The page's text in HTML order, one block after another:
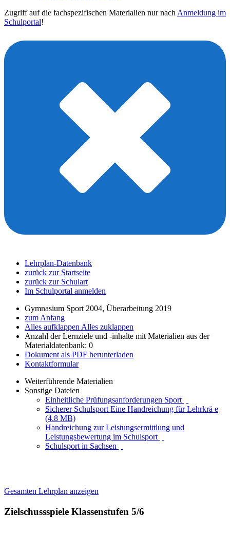
Zugriff auf die fachspezifischen Materialien nur nach Anmeldung im
Schulportal!
Lehrplan-Datenbank
zurück zur Startseite
zurück zur Schulart
Im Schulportal anmelden
Gymnasium Sport 2004, Überarbeitung 2019
zum Anfang
Alles aufklappen Alles zuklappen
Anzahl der Lernziele und -inhalte mit Materialien aus der
Materialdatenbank: 0
Dokument als PDF herunterladen
Kontaktformular
Weiterführende Materialien
Sonstige Dateien
Einheitliche Prüfungsanforderungen Sport
Sicherer Schulsport Eine Handreichung für Lehrkrä e
(4.8 MB)
Handreichung zur Leistungsermittlung und
Leistungsbewertung im Schulsport
Schulsport in Sachsen
Gesamten Lehrplan anzeigen
Zielschussspiele Klassenstufen 5/6